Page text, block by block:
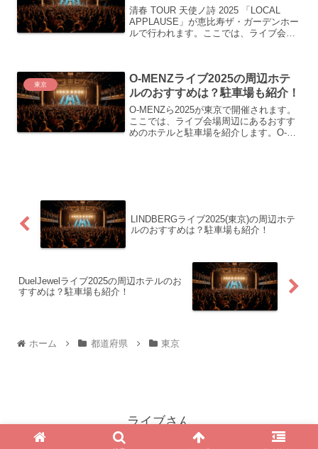
清春 TOUR 天使ノ詩 2025 「LOCAL
APPLAUSE」が恵比寿ザ・ガーデンホー
ルで行われます。ここでは、ライブ会場
東京
O-MENZライブ2025の周辺ホテ
ルのおすすめは？駐車場も紹介！
O-MENZら2025が東京で開催されます。
ここでは、ライブ会場周辺にあるおすす
めのホテルと駐車場を紹介します。O-
LINDBERGライブ2025(東京)の周辺ホテ
ルのおすすめは？駐車場も紹介！
DuelJewelライブ2025の周辺ホテルのお
すすめは？駐車場も紹介！
ホーム 都道府県 東京
ライブさん
© 2025 ライブさん.